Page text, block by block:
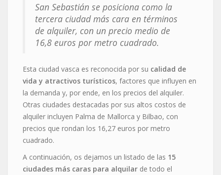
San Sebastián se posiciona como la
tercera ciudad más cara en términos
de alquiler, con un precio medio de
16,8 euros por metro cuadrado.
Esta ciudad vasca es reconocida por su calidad de
vida y atractivos turísticos, factores que influyen en
la demanda y, por ende, en los precios del alquiler.
Otras ciudades destacadas por sus altos costos de
alquiler incluyen Palma de Mallorca y Bilbao, con
precios que rondan los 16,27 euros por metro
cuadrado.
A continuación, os dejamos un listado de las 15
ciudades más caras para alquilar de todo el